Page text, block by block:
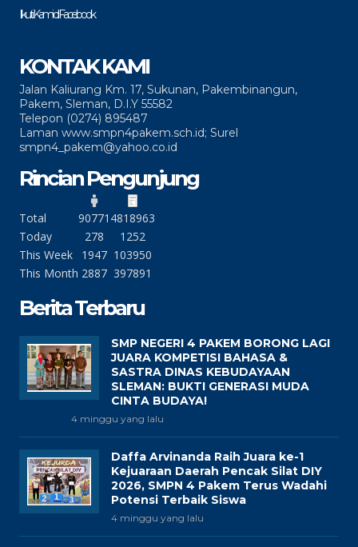
Ikuti Kami di Facebook
KONTAK KAMI
Jalan Kaliurang Km. 17, Sukunan, Pakembinangun,
Pakem, Sleman, D.I.Y 55582
Telepon (0274) 895487
Laman www.smpn4pakem.sch.id; Surel
smpn4_pakem@yahoo.co.id
Rincian Pengunjung
Total 90771 4818963
Today
278
1252
This Week
1947 103950
This Month 2887 397891
Berita Terbaru
SMP NEGERI 4 PAKEM BORONG LAGI
JUARA KOMPETISI BAHASA &
SASTRA DINAS KEBUDAYAAN
SLEMAN: BUKTI GENERASI MUDA
CINTA BUDAYA!
4 minggu yang lalu
Daffa Arvinanda Raih Juara ke-1
Kejuaraan Daerah Pencak Silat DIY
2026, SMPN 4 Pakem Terus Wadahi
Potensi Terbaik Siswa
4 minggu yang lalu